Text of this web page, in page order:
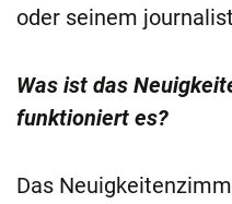
oder seinem
Was ist das
funktioniert es?
Das